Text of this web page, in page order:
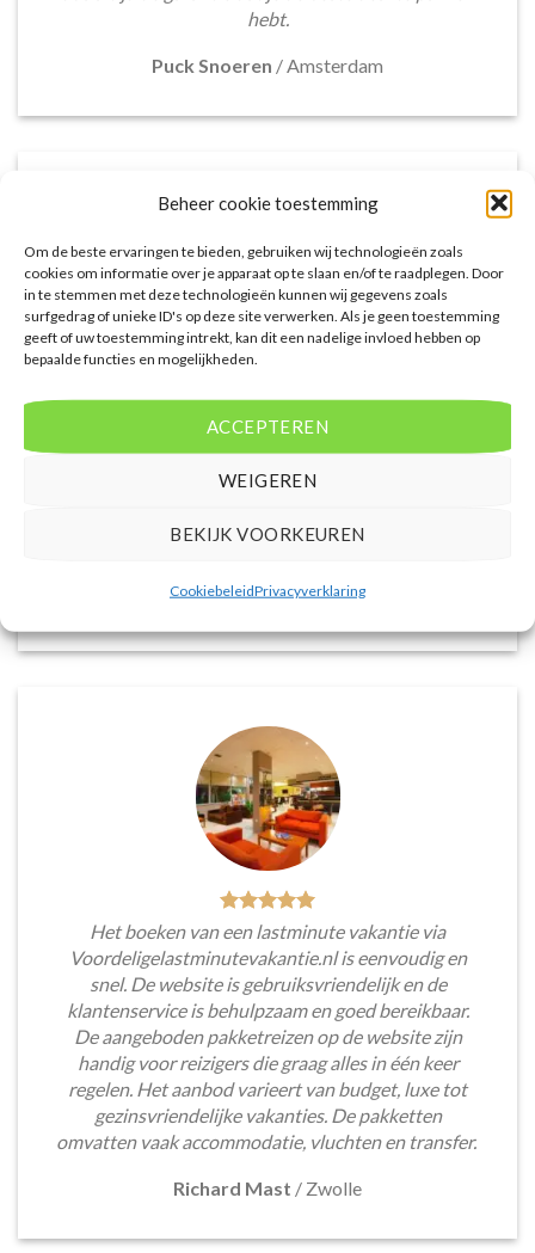
Beheer cookie toestemming
Om de beste ervaringen te bieden, gebruiken wij technologieën zoals
cookies om informatie over je apparaat op te slaan en/of te raadplegen. Door
in te stemmen met deze technologieën kunnen wij gegevens zoals
surfgedrag of unieke ID's op deze site verwerken. Als je geen toestemming
geeft of uw toestemming intrekt, kan dit een nadelige invloed hebben op
bepaalde functies en mogelijkheden.
ACCEPTEREN
WEIGEREN
BEKIJK VOORKEUREN
CookiebeleidPrivacyverklaring
hebt.
Puck Snoeren /Amsterdam
Het aanbod van accommodaties op
voordeligelastminutevakantie.nl is erg goed. Van
luxe resorts tot budgetvriendelijke hotels, de site
biedt een breed scala aan opties. De handige
accommodaties te vinden die aansluiten bij mijn
Tim Beukers/Tilburg
Het boeken van een lastminute vakantie via
Voordeligelastminutevakantie.nl is eenvoudig en
snel. De website is gebruiksvriendelijk en de
klantenservice is behulpzaam en goed bereikbaar.
De aangeboden pakketreizen op de website zijn
handig voor reizigers die graag alles in één keer
regelen. Het aanbod varieert van budget, luxe tot
gezinsvriendelijke vakanties. De pakketten
omvatten vaak accommodatie, vluchten en transfer.
Richard Mast / Zwolle